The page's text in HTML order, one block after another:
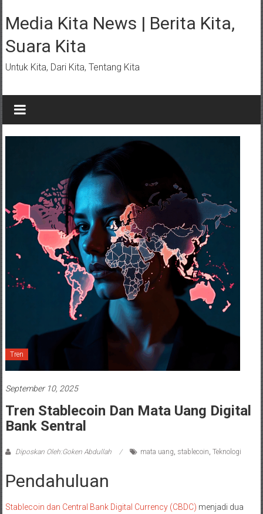
ke
konten
Media Kita News | Berita Kita,
Suara Kita
Untuk Kita, Dari Kita, Tentang Kita
Tren
September 10, 2025
Tren Stablecoin Dan Mata Uang Digital
Bank Sentral
Diposkan Oleh:Goken Abdullah mata uang, stablecoin, Teknologi
Pendahuluan
Stablecoin dan Central Bank Digital Currency (CBDC) menjadi dua